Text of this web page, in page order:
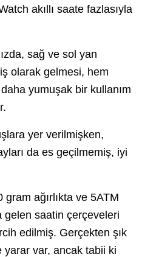
akıllı saate fazlasıyla
sağ ve sol yan
olarak gelmesi, hem
yumuşak bir kullanım
yer verilmişken,
da es geçilmemiş, iyi
gram ağırlıkta ve 5ATM
gelen saatin çerçeveleri
edilmiş. Gerçekten şık
var, ancak tabii ki